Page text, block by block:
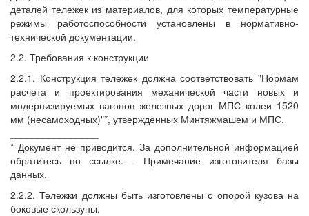
деталей тележек из материалов, для которых температурные
режимы работоспособности установлены в нормативно-
технической документации.
2.2. Требования к конструкции
2.2.1. Конструкция тележек должна соответствовать "Нормам
расчета и проектирования механической части новых и
модернизируемых вагонов железных дорог МПС колеи 1520
мм (несамоходных)"*, утвержденных Минтяжмашем и МПС.
* Документ не приводится. За дополнительной информацией
обратитесь по ссылке. - Примечание изготовителя базы
данных.
2.2.2. Тележки должны быть изготовлены с опорой кузова на
боковые скользуны.